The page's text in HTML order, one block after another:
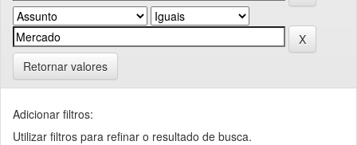
Retornar valores
Adicionar filtros:
Utilizar filtros para refinar o resultado de busca.